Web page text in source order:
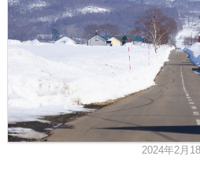
2024年2月